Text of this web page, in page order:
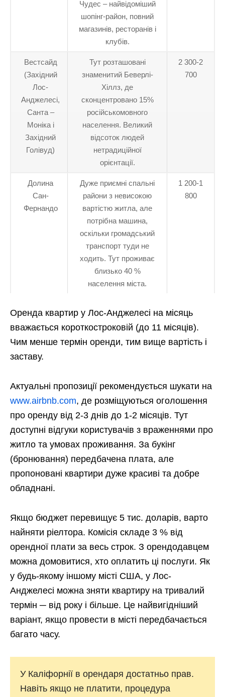
Чудес – найвідоміший
шопінг-район, повний
магазинів, ресторанів і
клубів.
Вестсайд
(Західний
Лос-
Анджелесі,
Санта –
Моніка і
Західний
Голівуд)
Тут розташовані
знаменитий Беверлі-
Хіллз, де
сконцентровано 15%
російськомовного
населення. Великий
відсоток людей
нетрадиційної
орієнтації.
2 300-2
700
Долина
Сан-
Фернандо
Дуже приємні спальні
райони з невисокою
вартістю житла, але
потрібна машина,
оскільки громадський
транспорт туди не
ходить. Тут проживає
близько 40 %
населення міста.
1 200-1
800
Оренда квартир у Лос-Анджелесі на місяць
вважається короткостроковій (до 11 місяців).
Чим менше термін оренди, тим вище вартість і
заставу.
Актуальні пропозиції рекомендується шукати на
www.airbnb.com, де розміщуються оголошення
про оренду від 2-3 днів до 1-2 місяців. Тут
доступні відгуки користувачів з враженнями про
житло та умовах проживання. За букінг
(бронювання) передбачена плата, але
пропоновані квартири дуже красиві та добре
обладнані.
Якщо бюджет перевищує 5 тис. доларів, варто
найняти ріелтора. Комісія складе 3 % від
орендної плати за весь строк. З орендодавцем
можна домовитися, хто оплатить ці послуги. Як
у будь-якому іншому місті США, у Лос-
Анджелесі можна зняти квартиру на тривалий
термін ─ від року і більше. Це найвигідніший
варіант, якщо провести в місті передбачається
багато часу.
У Каліфорнії в орендаря достатньо прав.
Навіть якщо не платити, процедура